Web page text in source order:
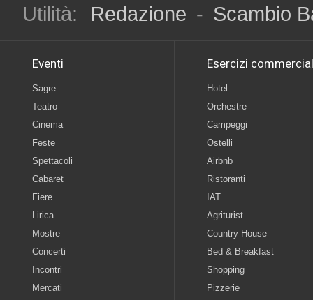
Utilità:
Redazione - Scambio
Eventi
Sagre
Teatro
Cinema
Feste
Spettacoli
Cabaret
Fiere
Lirica
Mostre
Concerti
Incontri
Mercati
Esercizi
Hotel
Orchestre
Campeggi
Ostelli
Airbnb
Ristoranti
IAT
Agriturist
Country House
Bed & Breakfast
Shopping
Pizzerie